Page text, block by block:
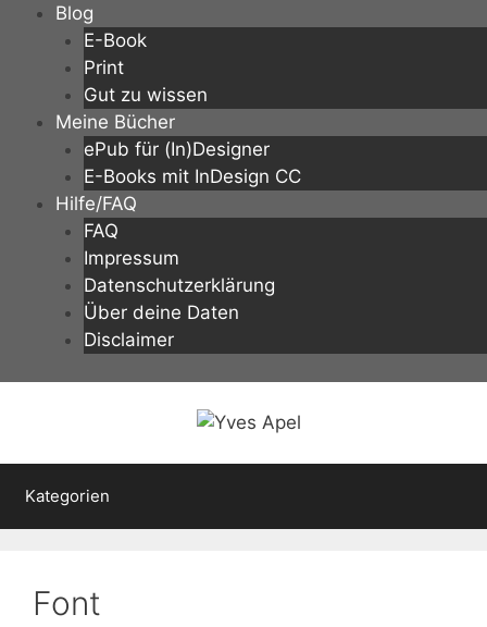
Zum
springen
Blog
E-Book
Print
Gut zu wissen
Meine Bücher
ePub für (In)Designer
E-Books mit InDesign CC
Hilfe/FAQ
FAQ
Impressum
Datenschutzerklärung
Über deine Daten
Disclaimer
Kategorien
Font